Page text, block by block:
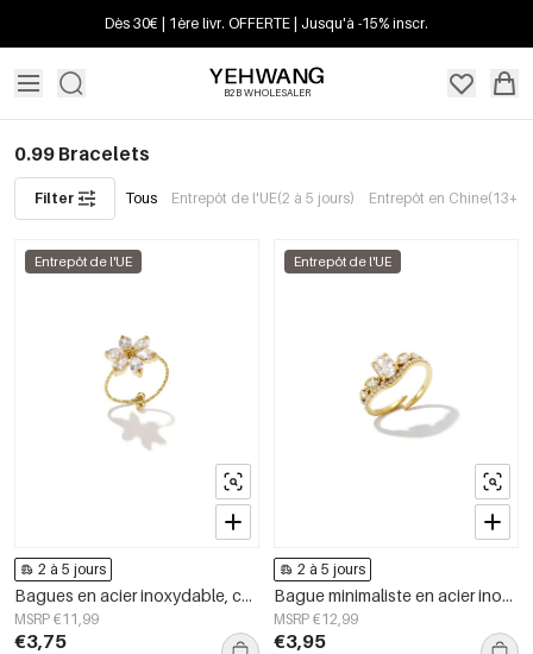
Dès 30€ | 1ère livr. OFFERTE | Jusqu'à -15% inscr.
B2B WHOLESALER
0.99 Bracelets
Filter Tous Entrepôt de l'UE(2 à 5 jours) Entrepôt en Chine(13+
Entrepôt de l'UE
2 à 5 jours
Bagues en acier inoxydable, collection Fleur, bijoux simples pour femmes
MSRP €11,99
€3,75
Entrepôt de l'UE
2 à 5 jours
Bague minimaliste en acier inoxydable, forme elliptique, collection Simple Daily Simple, bijoux pour femmes
MSRP €12,99
€3,95